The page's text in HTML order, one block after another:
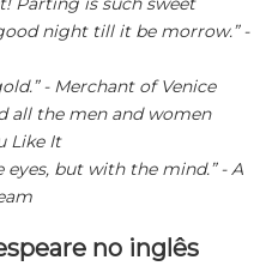
night till it be morrow.” -
- Merchant of Venice
all the men and women
Like It
eyes, but with the mind.” - A
no inglês